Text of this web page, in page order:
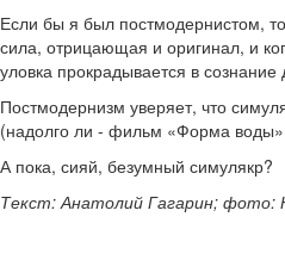
Если бы я был постмодернистом,
сила, отрицающая и оригинал, и
уловка прокрадывается в
Постмодернизм уверяет, что
(надолго ли - фильм «Форма воды»
А пока, сияй, безумный симулякр?
Текст: Анатолий Гагарин; фото: